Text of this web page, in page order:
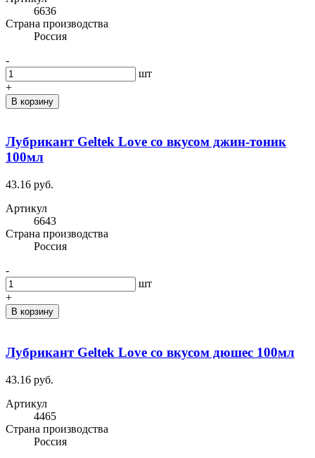
6636
Cтрана производства
Россия
-
шт
+
В корзину
Лубрикант Geltek Love со вкусом джин-тоник
100мл
43.16 руб.
Артикул
6643
Cтрана производства
Россия
-
шт
+
В корзину
Лубрикант Geltek Love со вкусом дюшес 100мл
43.16 руб.
Артикул
4465
Cтрана производства
Россия